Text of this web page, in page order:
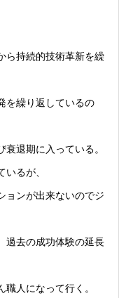
ら持続的技術革新を繰
を繰り返しているの
退期に入っている。
るが、
ョンが出来ないのでジ
過去の成功体験の延長
人になって行く。